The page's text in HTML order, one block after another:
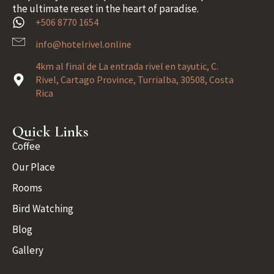
the ultimate reset in the heart of paradise.
+506 8770 1654
info@hotelrivel.online
4km al final de La entrada rivel en tayutic, C.
Rivel, Cartago Province, Turrialba, 30508, Costa
Rica
Quick Links
Coffee
Our Place
Rooms
Bird Watching
Blog
Gallery